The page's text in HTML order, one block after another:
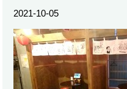
2021-10-05